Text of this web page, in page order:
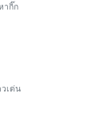
ากิ๊ก
เด่น